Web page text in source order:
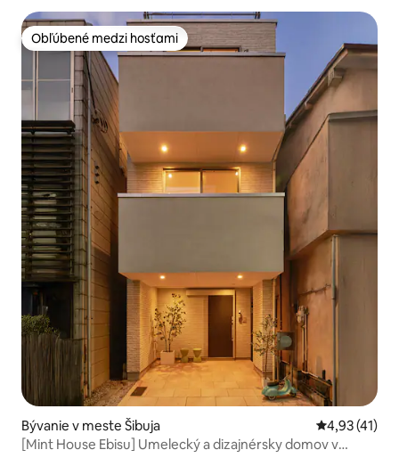
Obľúbené medzi hosťami
Obľúbené medzi hosťami
Bývanie v meste Šibuja Priemerné
4,93 (41)
[Mint House Ebisu] Umelecký a dizajnérsky domov v